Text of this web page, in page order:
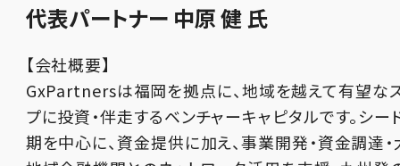
代表パートナー 中原 健 氏
【会社概要】
GxPartnersは福岡を拠点に、地域を越えて有望な
プに投資・伴走するベンチャーキャピタルです。シー
期を中心に、資金提供に加え、事業開発・資金調達